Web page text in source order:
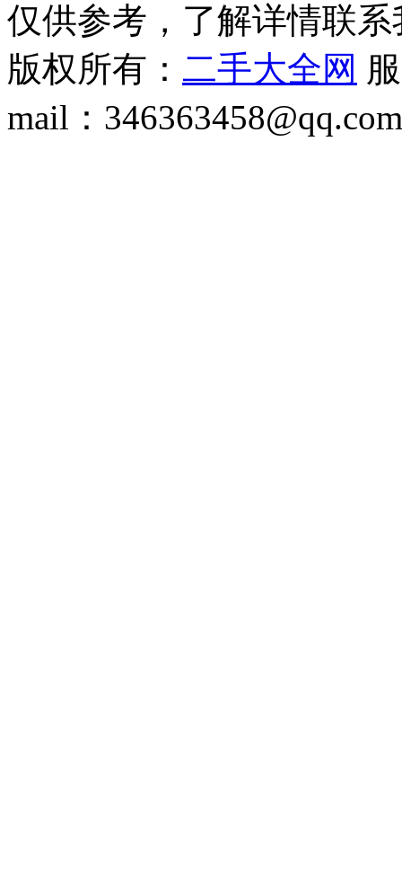
仅供参考，了解详情联系
版权所有： 二手大全网
mail：346363458@qq.com